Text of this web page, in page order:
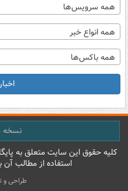
همه سرویس‌ها
همه انواع خبر
همه باکس‌ها
نسخه
کليه حقوق اين سايت متعلق به
استفاده از مطالب آن
طراحی و